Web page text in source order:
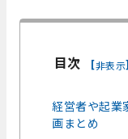
目次 [非表示]
経営者や起業
画まとめ